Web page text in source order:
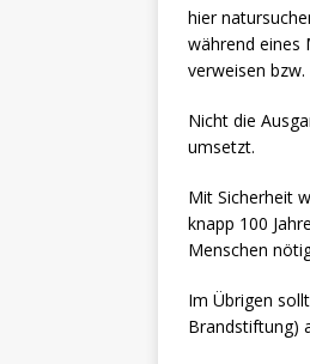
hier
während eines
verweisen
Nicht die
umsetzt.
Mit Sicherheit
knapp 100
Menschen
Im Übrigen
Brandstiftung)